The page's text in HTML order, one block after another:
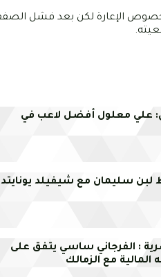
علي معلول أفضل لاعب في
لبن سليمان مع شيفيلد يونايتد
: الفرجاني ساسي يتفق على
مع الزمالك